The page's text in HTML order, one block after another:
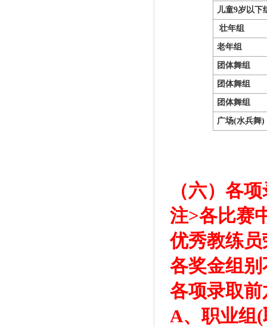
儿童9岁以下
壮年组
老年组
团体舞组
团体舞组
团体舞组
广场(水兵舞)
（六）各
注>各比赛
优秀教练
各奖金组
各项录取
A、职业组